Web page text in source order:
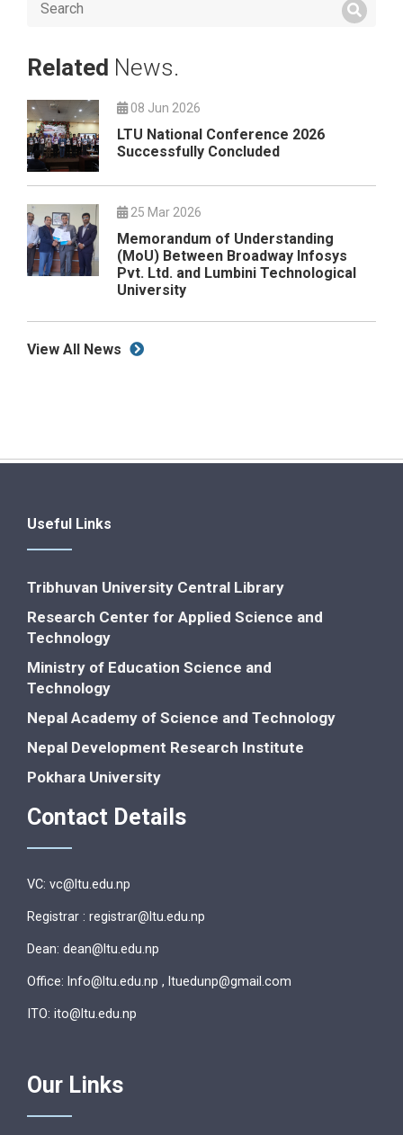
Related News.
08 Jun 2026
LTU National Conference 2026
Successfully Concluded
25 Mar 2026
Memorandum of Understanding
(MoU) Between Broadway Infosys
Pvt. Ltd. and Lumbini Technological
University
View All News
Useful Links
Tribhuvan University Central Library
Research Center for Applied Science and
Technology
Ministry of Education Science and
Technology
Nepal Academy of Science and Technology
Nepal Development Research Institute
Pokhara University
Contact Details
VC: vc@ltu.edu.np
Registrar : registrar@ltu.edu.np
Dean: dean@ltu.edu.np
Office: lnfo@ltu.edu.np , ltuedunp@gmail.com
ITO: ito@ltu.edu.np
Our Links